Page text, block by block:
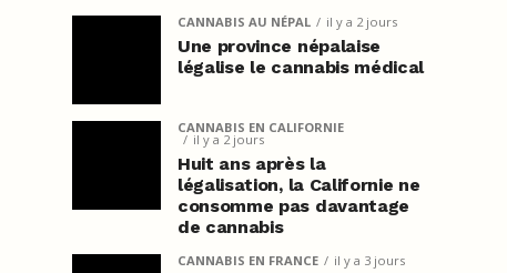
CANNABIS AU NÉPAL il y a 2 jours
Une province népalaise
légalise le cannabis médical
CANNABIS EN CALIFORNIE
il y a 2 jours
Huit ans après la
légalisation, la Californie ne
consomme pas davantage
de cannabis
CANNABIS EN FRANCE il y a 3 jours